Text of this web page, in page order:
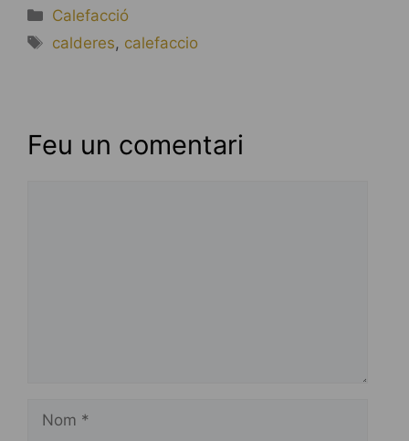
Categories
Calefacció
Etiquetes
calderes, calefaccio
Feu un comentari
Nom